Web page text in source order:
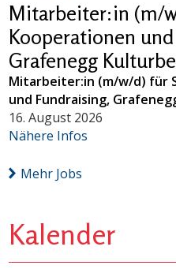
Mitarbeiter:in (m/
Kooperationen
Grafenegg
Mitarbeiter:in (m/w/d) für
und Fundraising,
16. August 2026
Nähere Infos
Mehr Jobs
Kalender